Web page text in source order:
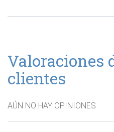
Valoraciones
clientes
AÚN NO HAY OPINIONES